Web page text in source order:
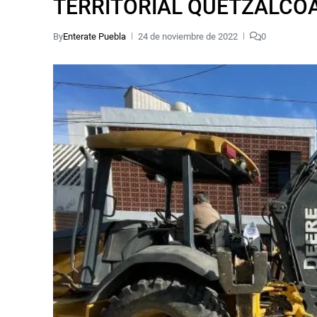
TERRITORIAL
ByEnterate Puebla 24 de noviembre de 2022 0